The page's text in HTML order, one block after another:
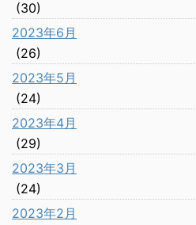
(30)
2023年6月
(26)
2023年5月
(24)
2023年4月
(29)
2023年3月
(24)
2023年2月